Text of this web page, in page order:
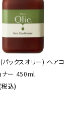
ックスオリー) ヘアコ
ナー 450ml
込)